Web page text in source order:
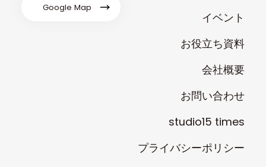
Google Map
イベント
お役立ち資料
会社概要
お問い合わせ
studio15 times
プライバシーポリシー